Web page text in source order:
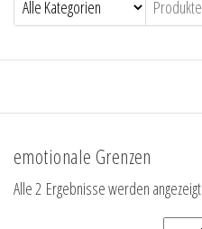
emotionale Grenzen
Alle 2 Ergebnisse werden angezeigt